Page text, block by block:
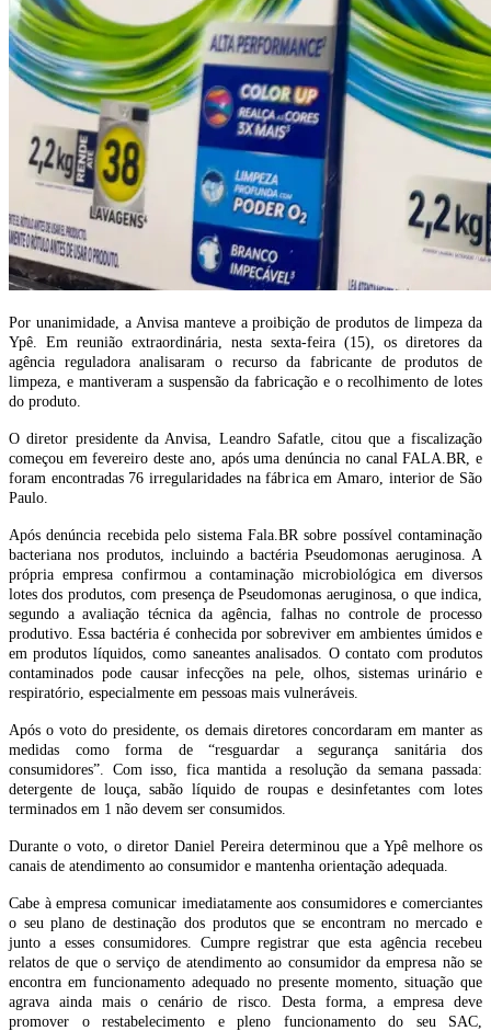
Por unanimidade, a Anvisa manteve a proibição de produtos de limpeza da
Ypê. Em reunião extraordinária, nesta sexta-feira (15), os diretores da
agência reguladora analisaram o recurso da fabricante de produtos de
limpeza, e mantiveram a suspensão da fabricação e o recolhimento de lotes
do produto.
O diretor presidente da Anvisa, Leandro Safatle, citou que a fiscalização
começou em fevereiro deste ano, após uma denúncia no canal FALA.BR, e
foram encontradas 76 irregularidades na fábrica em Amaro, interior de São
Paulo.
Após denúncia recebida pelo sistema Fala.BR sobre possível contaminação
bacteriana nos produtos, incluindo a bactéria Pseudomonas aeruginosa. A
própria empresa confirmou a contaminação microbiológica em diversos
lotes dos produtos, com presença de Pseudomonas aeruginosa, o que indica,
segundo a avaliação técnica da agência, falhas no controle de processo
produtivo. Essa bactéria é conhecida por sobreviver em ambientes úmidos e
em produtos líquidos, como saneantes analisados. O contato com produtos
contaminados pode causar infecções na pele, olhos, sistemas urinário e
respiratório, especialmente em pessoas mais vulneráveis.
Após o voto do presidente, os demais diretores concordaram em manter as
medidas como forma de “resguardar a segurança sanitária dos
consumidores”. Com isso, fica mantida a resolução da semana passada:
detergente de louça, sabão líquido de roupas e desinfetantes com lotes
terminados em 1 não devem ser consumidos.
Durante o voto, o diretor Daniel Pereira determinou que a Ypê melhore os
canais de atendimento ao consumidor e mantenha orientação adequada.
Cabe à empresa comunicar imediatamente aos consumidores e comerciantes
o seu plano de destinação dos produtos que se encontram no mercado e
junto a esses consumidores. Cumpre registrar que esta agência recebeu
relatos de que o serviço de atendimento ao consumidor da empresa não se
encontra em funcionamento adequado no presente momento, situação que
agrava ainda mais o cenário de risco. Desta forma, a empresa deve
promover o restabelecimento e pleno funcionamento do seu SAC,